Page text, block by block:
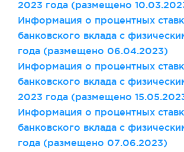
2023 года (размещено 10.03
Информация о процентных
банковского вклада с
года (размещено 06.04.2023)
Информация о процентных
банковского вклада с
2023 года (размещено 15.05
Информация о процентных
банковского вклада с
года (размещено 07.06.2023)